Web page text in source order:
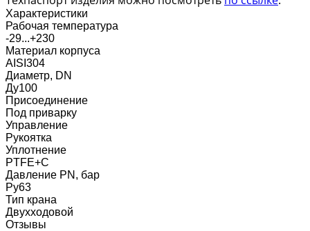
Характеристики
Рабочая температура
-29...+230
Материал корпуса
AISI304
Диаметр, DN
Ду100
Присоединение
Под приварку
Управление
Рукоятка
Уплотнение
PTFE+C
Давление PN, бар
Ру63
Тип крана
Двухходовой
Отзывы